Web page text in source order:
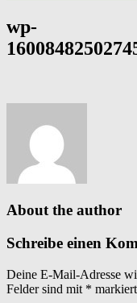
wp-
About the author
Schreibe einen
Deine E-Mail-Adresse
Felder sind mit * markiert